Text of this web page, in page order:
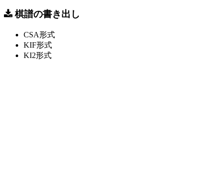
棋譜の書き出し
CSA形式
KIF形式
KI2形式